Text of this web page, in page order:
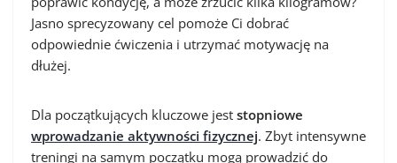
Jasno sprecyzowany cel pomoże Ci dobrać
odpowiednie ćwiczenia i utrzymać motywację na
dłużej.
Dla początkujących kluczowe jest stopniowe
wprowadzanie aktywności fizycznej. Zbyt intensywne
treningi na samym początku mogą prowadzić do